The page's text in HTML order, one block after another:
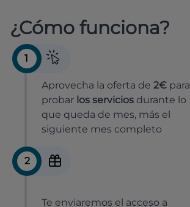
¿Cómo funciona?
1
Aprovecha la oferta de 2€ para
probar los servicios durante lo
que queda de mes, más el
siguiente mes completo
2
Te enviaremos el acceso a